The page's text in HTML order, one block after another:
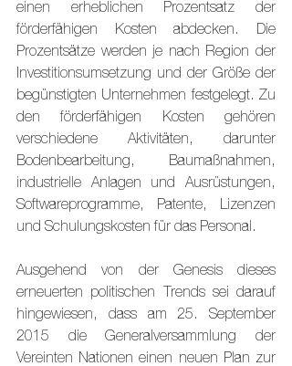
einen erheblichen Prozentsatz der
förderfähigen Kosten abdecken. Die
Prozentsätze werden je nach Region der
Investitionsumsetzung und der Größe der
begünstigten Unternehmen festgelegt. Zu
den förderfähigen Kosten gehören
verschiedene Aktivitäten, darunter
Bodenbearbeitung, Baumaßnahmen,
industrielle Anlagen und Ausrüstungen,
Softwareprogramme, Patente, Lizenzen
und Schulungskosten für das Personal.
Ausgehend von der Genesis dieses
erneuerten politischen Trends sei darauf
hingewiesen, dass am 25. September
2015 die Generalversammlung der
Vereinten Nationen einen neuen Plan zur